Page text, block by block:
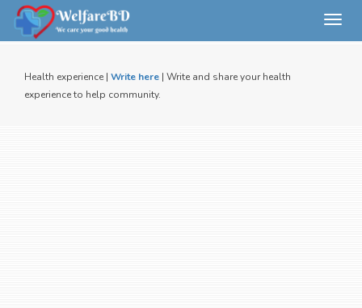
Health experience | Write here | Write and share your health
experience to help community.